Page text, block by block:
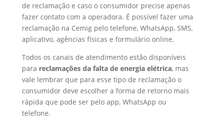
de reclamação e caso o consumidor precise apenas
fazer contato com a operadora. É possível fazer uma
reclamação na Cemig pelo telefone, WhatsApp, SMS,
aplicativo, agências físicas e formulário online.
Todos os canais de atendimento estão disponíveis
para reclamações da falta de energia elétrica, mas
vale lembrar que para esse tipo de reclamação o
consumidor deve escolher a forma de retorno mais
rápida que pode ser pelo app, WhatsApp ou
telefone.